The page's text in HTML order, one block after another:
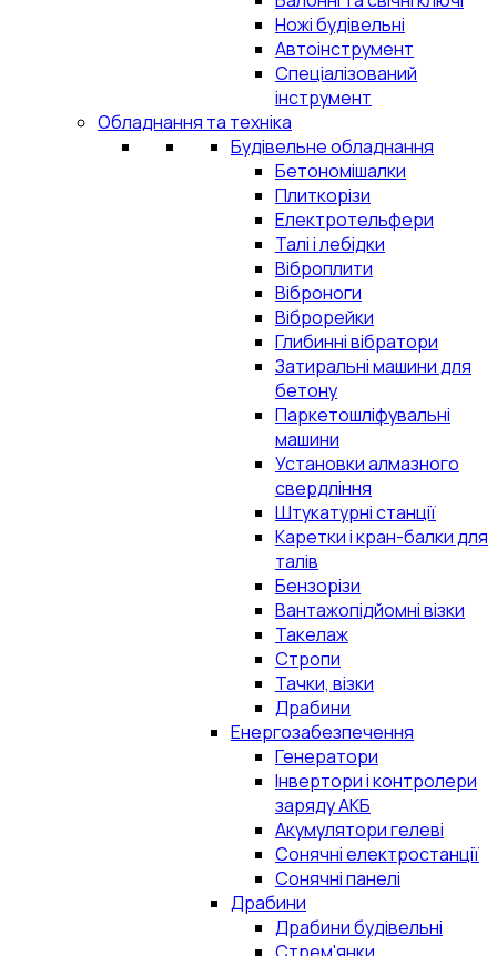
Ножі будівельні
Автоінструмент
Спеціалізований
інструмент
Обладнання та техніка
Будівельне обладнання
Бетономішалки
Плиткорізи
Електротельфери
Талі і лебідки
Віброплити
Віброноги
Віброрейки
Глибинні вібратори
Затиральні машини для
бетону
Паркетошліфувальні
машини
Установки алмазного
свердління
Штукатурні станції
Каретки і кран-балки для
талів
Бензорізи
Вантажопідйомні візки
Такелаж
Стропи
Тачки, візки
Драбини
Енергозабезпечення
Генератори
Інвертори і контролери
заряду АКБ
Акумулятори гелеві
Сонячні електростанції
Сонячні панелі
Драбини
Драбини будівельні